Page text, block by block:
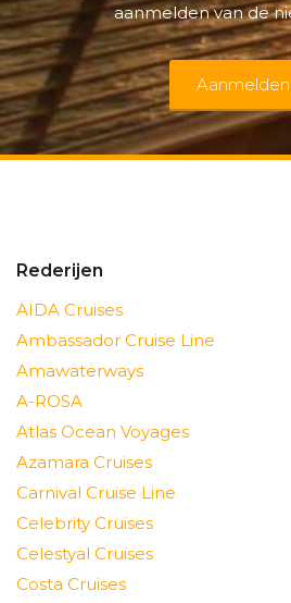
aanmelden van de
Aanmelden
Rederijen
AIDA Cruises
Ambassador Cruise Line
Amawaterways
A-ROSA
Atlas Ocean Voyages
Azamara Cruises
Carnival Cruise Line
Celebrity Cruises
Celestyal Cruises
Costa Cruises